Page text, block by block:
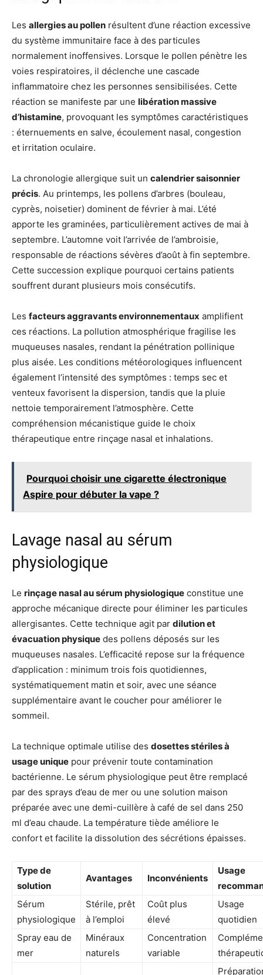
Les allergies au pollen résultent d’une réaction excessive
du système immunitaire face à des particules
normalement inoffensives. Lorsque le pollen pénètre les
voies respiratoires, il déclenche une cascade
inflammatoire chez les personnes sensibilisées. Cette
réaction se manifeste par une libération massive
d’histamine, provoquant les symptômes caractéristiques
: éternuements en salve, écoulement nasal, congestion
et irritation oculaire.
La chronologie allergique suit un calendrier saisonnier
précis. Au printemps, les pollens d’arbres (bouleau,
cyprès, noisetier) dominent de février à mai. L’été
apporte les graminées, particulièrement actives de mai à
septembre. L’automne voit l’arrivée de l’ambroisie,
responsable de réactions sévères d’août à fin septembre.
Cette succession explique pourquoi certains patients
souffrent durant plusieurs mois consécutifs.
Les facteurs aggravants environnementaux amplifient
ces réactions. La pollution atmosphérique fragilise les
muqueuses nasales, rendant la pénétration pollinique
plus aisée. Les conditions météorologiques influencent
également l’intensité des symptômes : temps sec et
venteux favorisent la dispersion, tandis que la pluie
nettoie temporairement l’atmosphère. Cette
compréhension mécanistique guide le choix
thérapeutique entre rinçage nasal et inhalations.
Pourquoi choisir une cigarette électronique
Aspire pour débuter la vape ?
Lavage nasal au sérum
physiologique
Le rinçage nasal au sérum physiologique constitue une
approche mécanique directe pour éliminer les particules
allergisantes. Cette technique agit par dilution et
évacuation physique des pollens déposés sur les
muqueuses nasales. L’efficacité repose sur la fréquence
d’application : minimum trois fois quotidiennes,
systématiquement matin et soir, avec une séance
supplémentaire avant le coucher pour améliorer le
sommeil.
La technique optimale utilise des dosettes stériles à
usage unique pour prévenir toute contamination
bactérienne. Le sérum physiologique peut être remplacé
par des sprays d’eau de mer ou une solution maison
préparée avec une demi-cuillère à café de sel dans 250
ml d’eau chaude. La température tiède améliore le
confort et facilite la dissolution des sécrétions épaisses.
Type de
solution
Avantages Inconvénients
Usage
Sérum
physiologique
Stérile, prêt
à l’emploi
Coût plus
élevé
Usage
quotidien
Spray eau de
mer
Minéraux
naturels
Concentration
variable